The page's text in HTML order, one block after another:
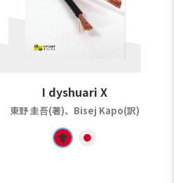
I dyshuari X
東野 圭吾(著)、Bisej Kapo(訳)